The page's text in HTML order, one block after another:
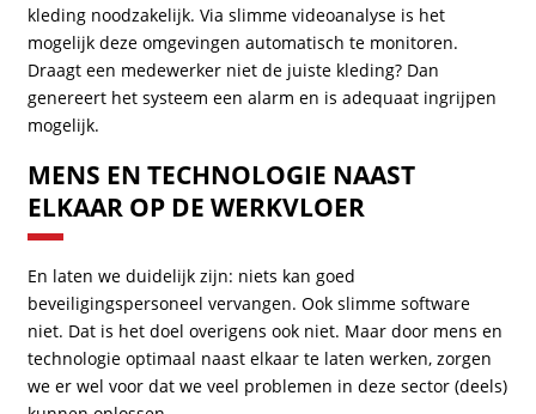
kleding noodzakelijk. Via slimme videoanalyse is het
mogelijk deze omgevingen automatisch te monitoren.
Draagt een medewerker niet de juiste kleding? Dan
genereert het systeem een alarm en is adequaat ingrijpen
mogelijk.
MENS EN TECHNOLOGIE NAAST
ELKAAR OP DE WERKVLOER
En laten we duidelijk zijn: niets kan goed
beveiligingspersoneel vervangen. Ook slimme software
niet. Dat is het doel overigens ook niet. Maar door mens en
technologie optimaal naast elkaar te laten werken, zorgen
we er wel voor dat we veel problemen in deze sector (deels)